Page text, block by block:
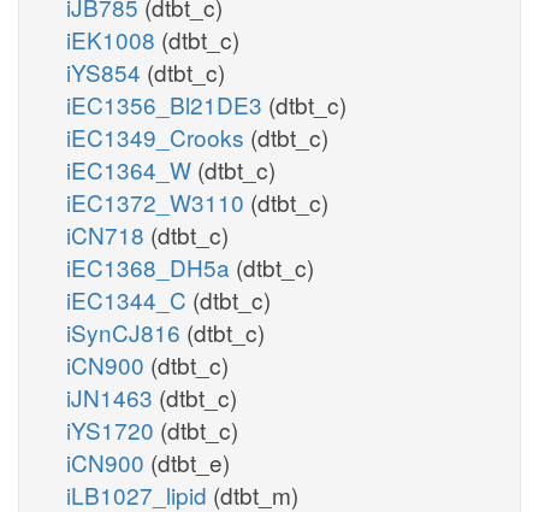
iEK1008 (dtbt_c)
iYS854 (dtbt_c)
iEC1356_Bl21DE3 (dtbt_c)
iEC1349_Crooks (dtbt_c)
iEC1364_W (dtbt_c)
iEC1372_W3110 (dtbt_c)
iCN718 (dtbt_c)
iEC1368_DH5a (dtbt_c)
iEC1344_C (dtbt_c)
iSynCJ816 (dtbt_c)
iCN900 (dtbt_c)
iJN1463 (dtbt_c)
iYS1720 (dtbt_c)
iCN900 (dtbt_e)
iLB1027_lipid (dtbt_m)